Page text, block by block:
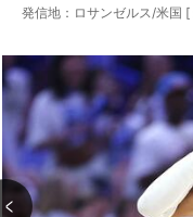
発信地：ロサンゼルス/米国 [